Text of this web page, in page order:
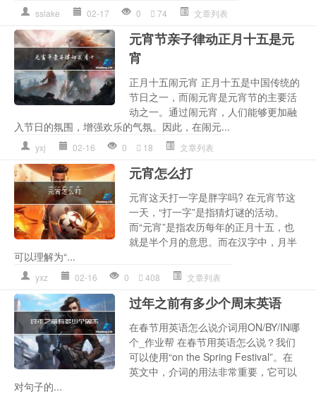
sslake 02-17 0 74 文章列表
元宵节亲子律动正月十五是元
宵
正月十五闹元宵 正月十五是中国传统的
节日之一，而闹元宵是元宵节的主要活
动之一。通过闹元宵，人们能够更加融
入节日的氛围，增强欢乐的气氛。因此，在闹元...
yxj 02-16 0 18 文章列表
元宵怎么打
元宵这天打一字是胖字吗? 在元宵节这
一天，“打一字”是指猜灯谜的活动。
而“元宵”是指农历每年的正月十五，也
就是半个月的意思。而在汉字中，月半
可以理解为“...
yxz 02-16 0 408 文章列表
过年之前有多少个周末英语
在春节用英语怎么说介词用ON/BY/IN哪
个_作业帮 在春节用英语怎么说？我们
可以使用“on the Spring Festival”。在
英文中，介词的用法非常重要，它可以
对句子的...